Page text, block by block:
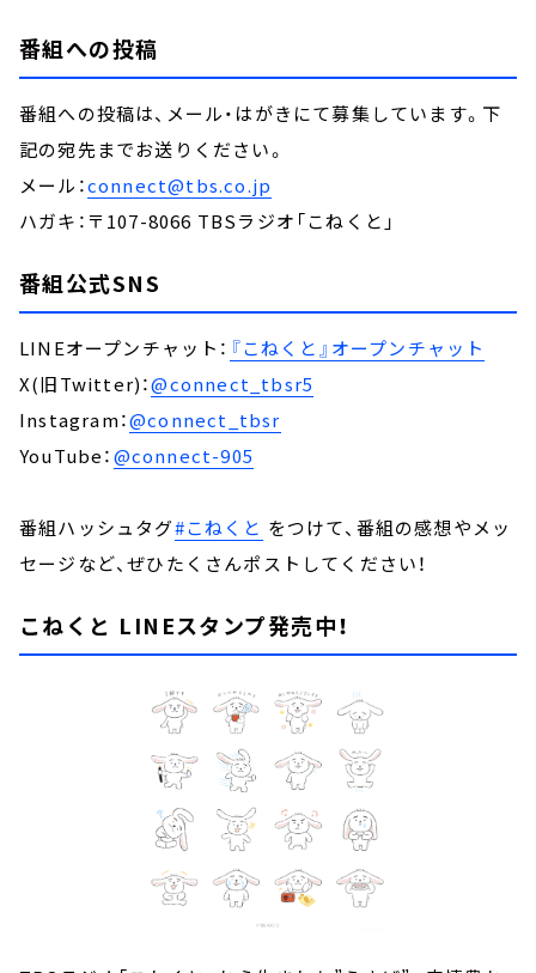
番組への投稿
番組への投稿は、メール・はがきにて募集しています。下
記の宛先までお送りください。
メール：connect@tbs.co.jp
ハガキ：〒107-8066 TBSラジオ「こねくと」
番組公式SNS
LINEオープンチャット： 『こねくと』オープンチャット
X(旧Twitter)：@connect_tbsr5
Instagram：@connect_tbsr
YouTube：@connect-905
番組ハッシュタグ#こねくと をつけて、番組の感想やメッ
セージなど、ぜひたくさんポストしてください！
こねくと LINEスタンプ発売中！